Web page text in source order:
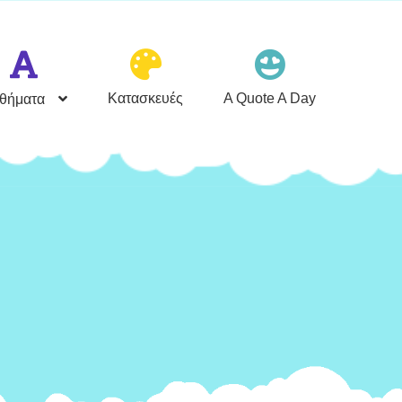
Κατασκευές A Quote A Day